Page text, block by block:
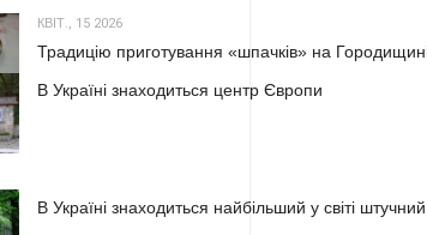
КВІТ., 15 2026
Традицію приготування «шпачків» на
В Україні знаходиться центр Європи
В Україні знаходиться найбільший у світі штучний